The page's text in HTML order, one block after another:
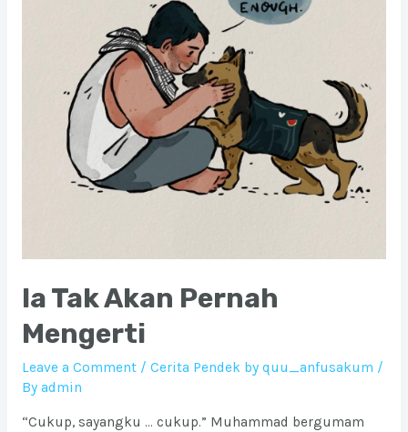
Ia Tak Akan Pernah
Mengerti
Leave a Comment / Cerita Pendek by quu_anfusakum /
By admin
“Cukup, sayangku … cukup.” Muhammad bergumam